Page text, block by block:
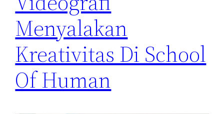
Menyalakan
Kreativitas Di School
Of Human